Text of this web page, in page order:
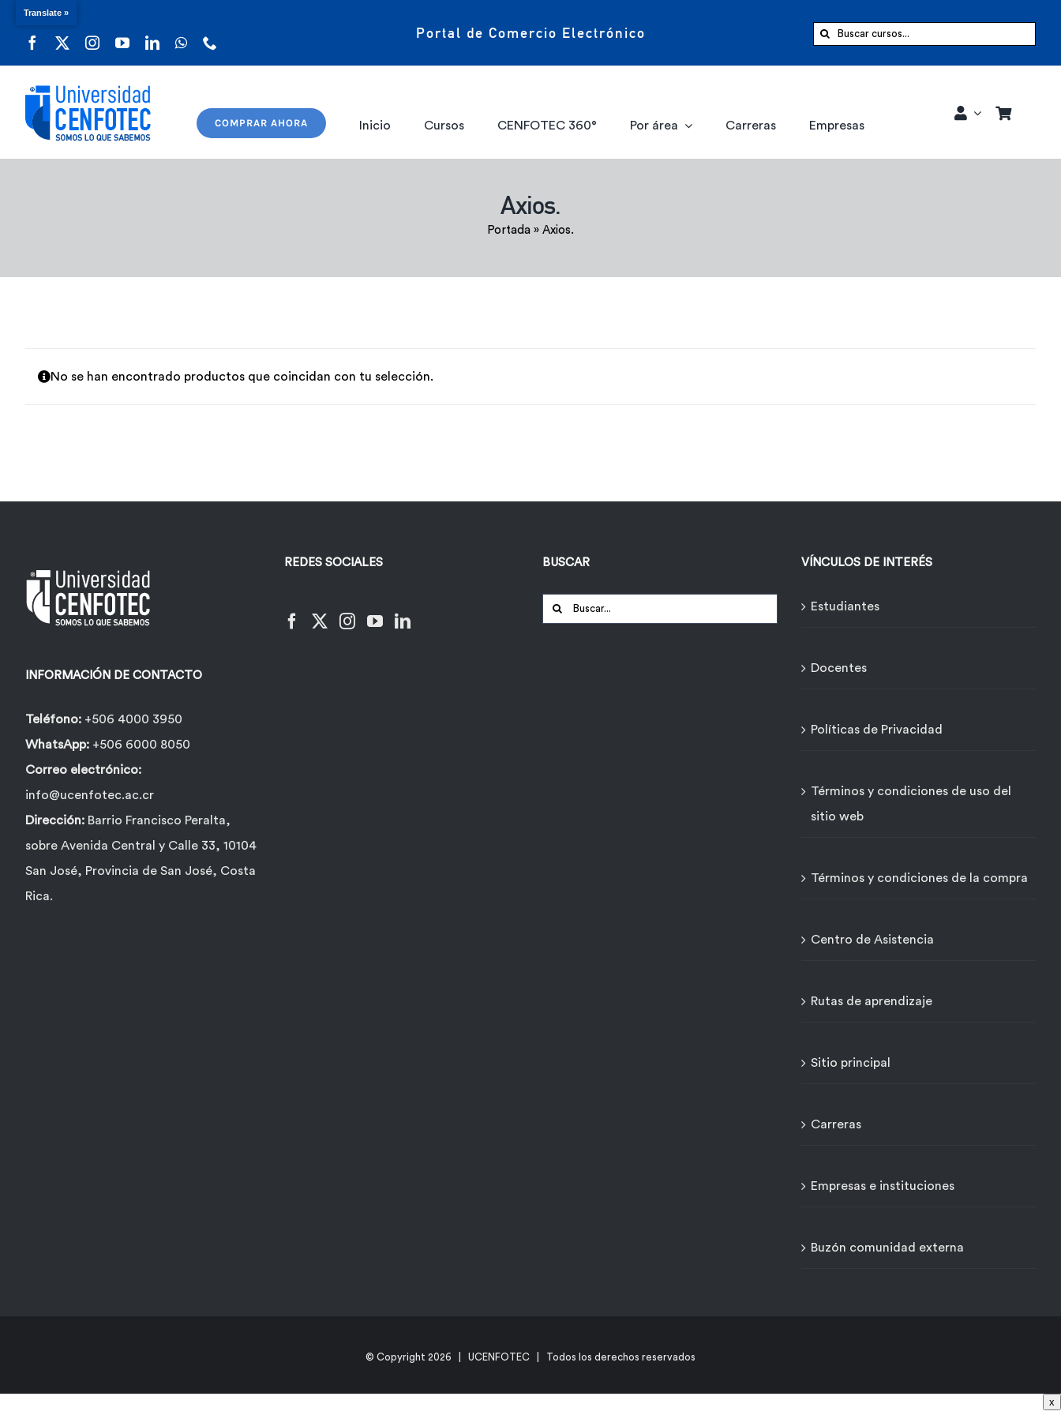
Portal de Comercio Electrónico Buscar:
COMPRAR AHORA Inicio Cursos CENFOTEC 360° Por área Carreras Empresas
Axios.
Portada » Axios.
No se han encontrado productos que coincidan con tu selección.
INFORMACIÓN DE CONTACTO
Teléfono: +506 4000 3950
WhatsApp: +506 6000 8050
Correo electrónico:
info@ucenfotec.ac.cr
Dirección: Barrio Francisco Peralta,
sobre Avenida Central y Calle 33, 10104
San José, Provincia de San José, Costa
Rica.
REDES SOCIALES BUSCAR
Buscar:
VÍNCULOS DE INTERÉS
Estudiantes
Docentes
Políticas de Privacidad
Términos y condiciones de uso del
sitio web
Términos y condiciones de la compra
Centro de Asistencia
Rutas de aprendizaje
Sitio principal
Carreras
Empresas e instituciones
Buzón comunidad externa
© Copyright 2026 | UCENFOTEC | Todos los derechos reservados
Translate »
x